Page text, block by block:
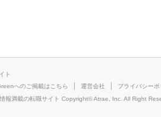
ト
へのご掲載はこちら 運営会社 プライバシーポ
報満載の転職サイト Copyright© Atrae, Inc. All Right